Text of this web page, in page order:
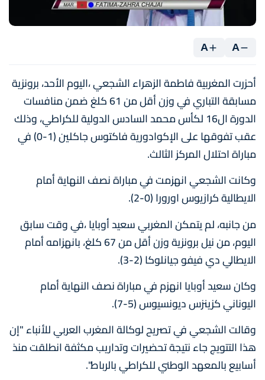
A
A
أحزرت المغربية فاطمة الزهراء الشجعي ،اليوم الأحد، برونزية
مسابقة التباري في وزن أقل من 61 كلغ ضمن منافسات
الدورة ال16 لكأس محمد السادس الدولية للكراطي، وذلك
عقب تفوقها على الإكوادورية فاكتوس جاكلين (1-0) في
مباراة احتلال المركز الثالث.
وكانت الشجعي انهزمت في مباراة نصف النهاية أمام
الايطالية كرازيوس اورورا (0-2).
من جانبه، لم يتمكن المغربي سعيد أوبايا ،في وقت سابق
اليوم، من نيل برونزية وزن أقل من 67 كلغ، بانهزامه أمام
الايطالي دي فيفو جيانلوكا (2-3).
وكان سعيد أوبايا انهزم في مباراة نصف النهاية أمام
اليوناني كزينزس ديونسيوس (5-7).
وقالت الشجعي في تصريح لوكالة المغرب العربي للأنباء "إن
هذا التتويج جاء نتيجة تحضيرات وتداريب مكثفة انطلقت منذ
أسابيع بالمعهد الوطني للكراطي بالرباط".